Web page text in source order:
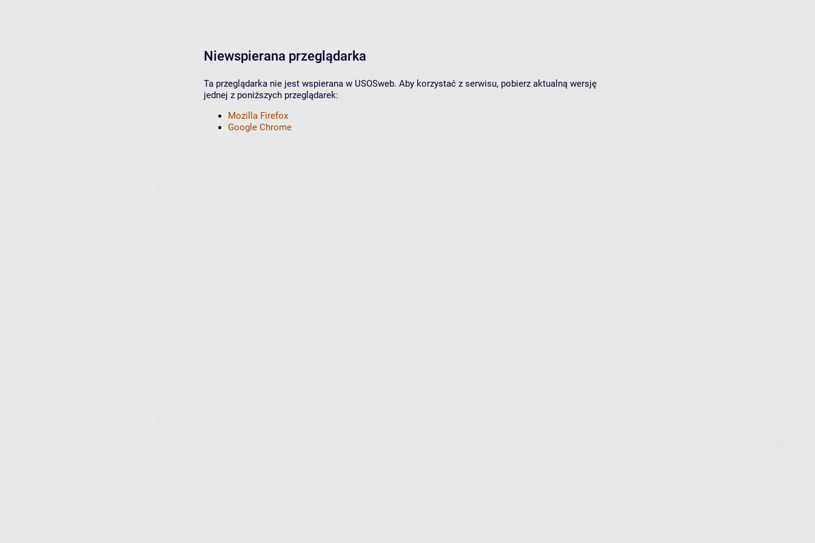
Niewspierana przeglądarka
Ta przeglądarka nie jest wspierana w USOSweb. Aby korzystać z serwisu, pobierz aktualną wersję
jednej z poniższych przeglądarek:
Mozilla Firefox
Google Chrome